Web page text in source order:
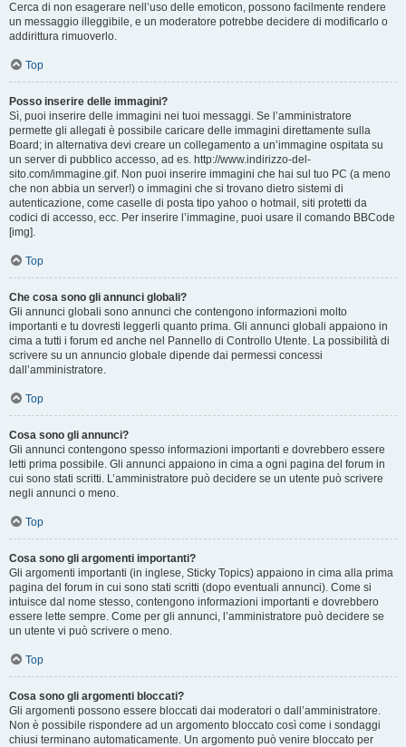
Cerca di non esagerare nell’uso delle emoticon, possono facilmente rendere
un messaggio illeggibile, e un moderatore potrebbe decidere di modificarlo o
addirittura rimuoverlo.
Top
Posso inserire delle immagini?
Sì, puoi inserire delle immagini nei tuoi messaggi. Se l’amministratore
permette gli allegati è possibile caricare delle immagini direttamente sulla
Board; in alternativa devi creare un collegamento a un’immagine ospitata su
un server di pubblico accesso, ad es. http://www.indirizzo-del-
sito.com/immagine.gif. Non puoi inserire immagini che hai sul tuo PC (a meno
che non abbia un server!) o immagini che si trovano dietro sistemi di
autenticazione, come caselle di posta tipo yahoo o hotmail, siti protetti da
codici di accesso, ecc. Per inserire l’immagine, puoi usare il comando BBCode
[img].
Top
Che cosa sono gli annunci globali?
Gli annunci globali sono annunci che contengono informazioni molto
importanti e tu dovresti leggerli quanto prima. Gli annunci globali appaiono in
cima a tutti i forum ed anche nel Pannello di Controllo Utente. La possibilità di
scrivere su un annuncio globale dipende dai permessi concessi
dall’amministratore.
Top
Cosa sono gli annunci?
Gli annunci contengono spesso informazioni importanti e dovrebbero essere
letti prima possibile. Gli annunci appaiono in cima a ogni pagina del forum in
cui sono stati scritti. L’amministratore può decidere se un utente può scrivere
negli annunci o meno.
Top
Cosa sono gli argomenti importanti?
Gli argomenti importanti (in inglese, Sticky Topics) appaiono in cima alla prima
pagina del forum in cui sono stati scritti (dopo eventuali annunci). Come si
intuisce dal nome stesso, contengono informazioni importanti e dovrebbero
essere lette sempre. Come per gli annunci, l’amministratore può decidere se
un utente vi può scrivere o meno.
Top
Cosa sono gli argomenti bloccati?
Gli argomenti possono essere bloccati dai moderatori o dall’amministratore.
Non è possibile rispondere ad un argomento bloccato così come i sondaggi
chiusi terminano automaticamente. Un argomento può venire bloccato per